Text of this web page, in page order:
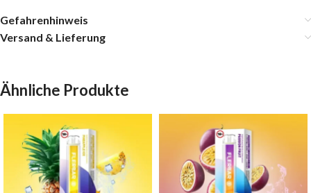
Gefahrenhinweis
Versand & Lieferung
Ähnliche Produkte